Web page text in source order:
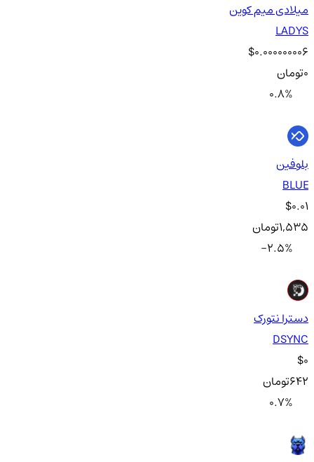
میلادی میم کوین
LADYS
$0.000000006
تومان
0.8%
بلوفین
BLUE
$0.01
1,535تومان
-2.5%
دسترا نتورک
DSYNC
$0
642تومان
0.7%